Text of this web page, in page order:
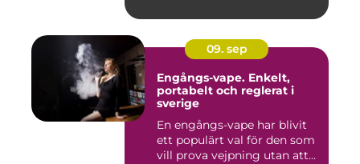
09. sep
Engångs-vape. Enkelt,
portabelt och reglerat i
sverige
En engångs-vape har blivit
ett populärt val för den som
vill prova vejpning utan att...